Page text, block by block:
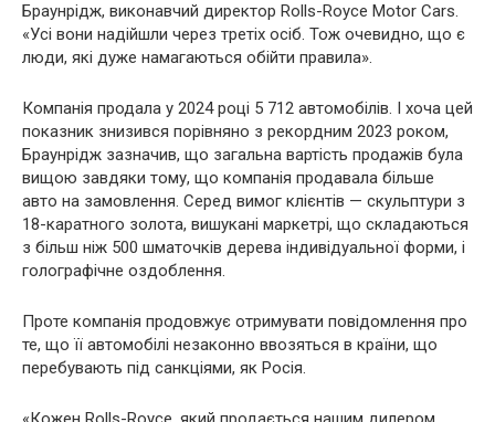
Браунрідж, виконавчий директор Rolls-Royce Motor Cars.
«Усі вони надійшли через третіх осіб. Тож очевидно, що є
люди, які дуже намагаються обійти правила».
Компанія продала у 2024 році 5 712 автомобілів. І хоча цей
показник знизився порівняно з рекордним 2023 роком,
Браунрідж зазначив, що загальна вартість продажів була
вищою завдяки тому, що компанія продавала більше
авто на замовлення. Серед вимог клієнтів — скульптури з
18-каратного золота, вишукані маркетрі, що складаються
з більш ніж 500 шматочків дерева індивідуальної форми, і
голографічне оздоблення.
Проте компанія продовжує отримувати повідомлення про
те, що її автомобілі незаконно ввозяться в країни, що
перебувають під санкціями, як Росія.